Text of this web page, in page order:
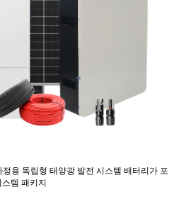
용 독립형 태양광 발전 시스템 배터리가 포
템 패키지